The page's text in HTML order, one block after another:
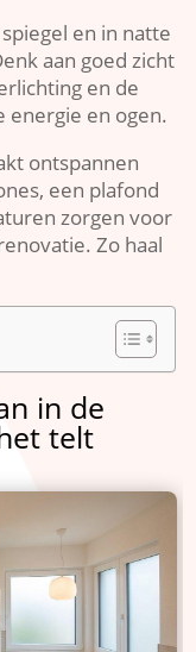
en in natte
aan goed zicht
en de
energie en ogen.​
ontspannen
een plafond
zorgen voor
Zo haal
in de
telt